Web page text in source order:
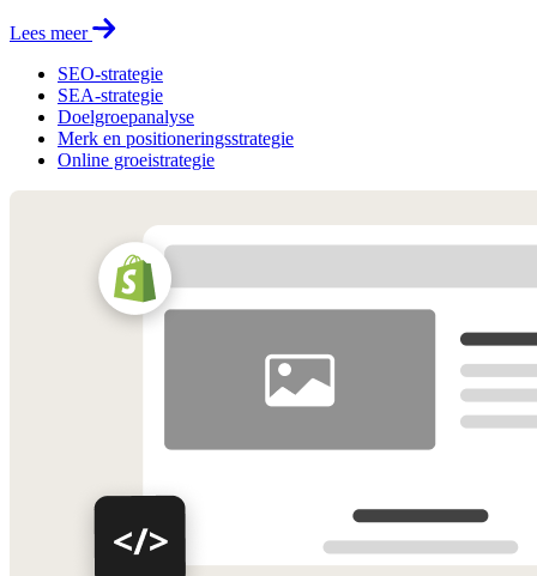
Lees meer
SEO-strategie
SEA-strategie
Doelgroepanalyse
Merk en positioneringsstrategie
Online groeistrategie